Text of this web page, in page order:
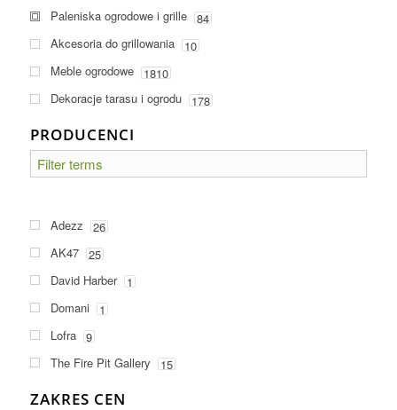
Paleniska ogrodowe i grille 84
Akcesoria do grillowania 10
Meble ogrodowe 1810
Dekoracje tarasu i ogrodu 178
PRODUCENCI
Adezz
26
AK47 25
David Harber 1
Domani
1
Lofra 9
The Fire Pit Gallery
15
ZAKRES CEN